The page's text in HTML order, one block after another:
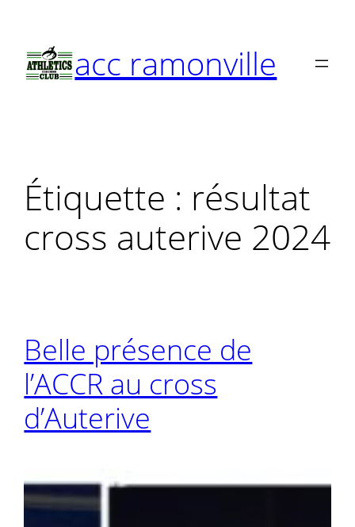
contenu
acc ramonville
Étiquette : résultat
cross auterive 2024
Belle présence de
l’ACCR au cross
d’Auterive